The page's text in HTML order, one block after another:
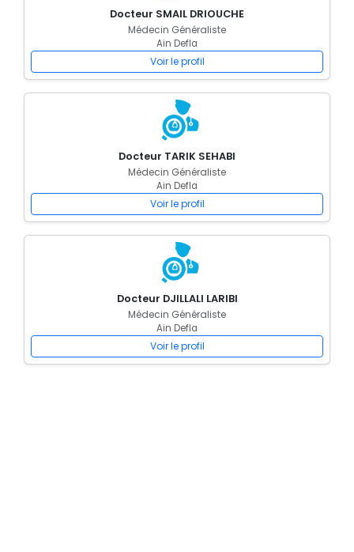
Docteur SMAIL DRIOUCHE
Médecin Généraliste
Ain Defla
Voir le profil
Docteur TARIK SEHABI
Médecin Généraliste
Ain Defla
Voir le profil
Docteur DJILLALI LARIBI
Médecin Généraliste
Ain Defla
Voir le profil